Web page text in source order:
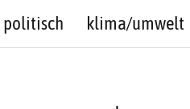
politisch klima/umwelt